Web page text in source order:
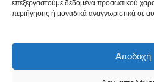
επεξεργαστούμε δεδομένα προσωπικού
περιήγησης ή μοναδικά αναγνωριστικά σε
Αποδοχή